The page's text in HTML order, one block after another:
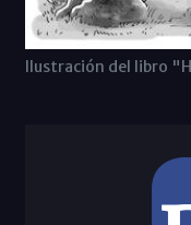
Ilustración del libro